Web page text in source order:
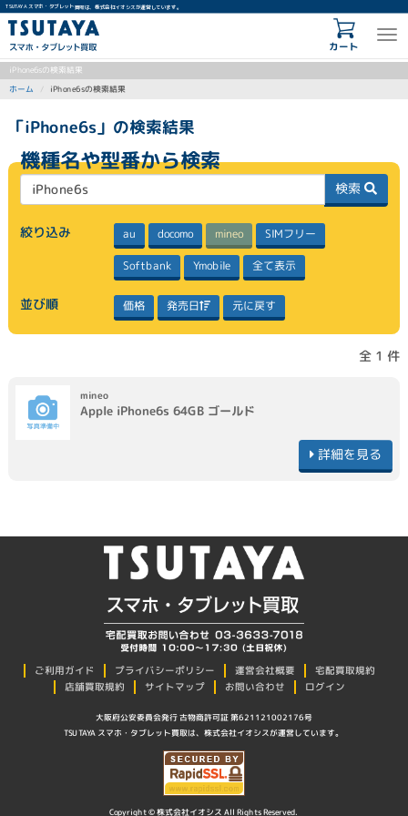
TSUTAYA スマホ・タブレット買取は、株式会社イオシスが運営しています。
カート
iPhone6sの検索結果
ホーム iPhone6sの検索結果
「iPhone6s」の検索結果
機種名や型番から検索
検索
絞り込み au docomo mineo SIMフリー
Softbank Ymobile 全て表示
並び順 価格 発売日 元に戻す
全 1 件
mineo
Apple iPhone6s 64GB ゴールド
詳細を見る
ご利用ガイド プライバシーポリシー 運営会社概要
宅配買取規約
店舗買取規約
サイトマップ お問い合わせ ログイン
大阪府公安委員会発行 古物商許可証 第621121002176号
TSUTAYA スマホ・タブレット買取は、株式会社イオシスが運営しています。
Copyright © 株式会社イオシス All Rights Reserved.